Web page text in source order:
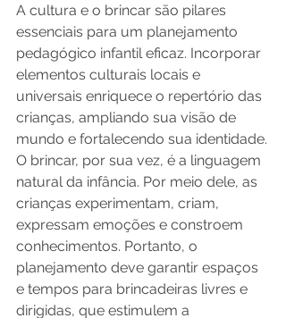
A cultura e o brincar são pilares
essenciais para um planejamento
pedagógico infantil eficaz. Incorporar
elementos culturais locais e
universais enriquece o repertório das
crianças, ampliando sua visão de
mundo e fortalecendo sua identidade.
O brincar, por sua vez, é a linguagem
natural da infância. Por meio dele, as
crianças experimentam, criam,
expressam emoções e constroem
conhecimentos. Portanto, o
planejamento deve garantir espaços
e tempos para brincadeiras livres e
dirigidas, que estimulem a